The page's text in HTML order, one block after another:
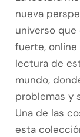
nueva
universo
fuerte,
lectura de
mundo,
problemas y
Una de las
esta